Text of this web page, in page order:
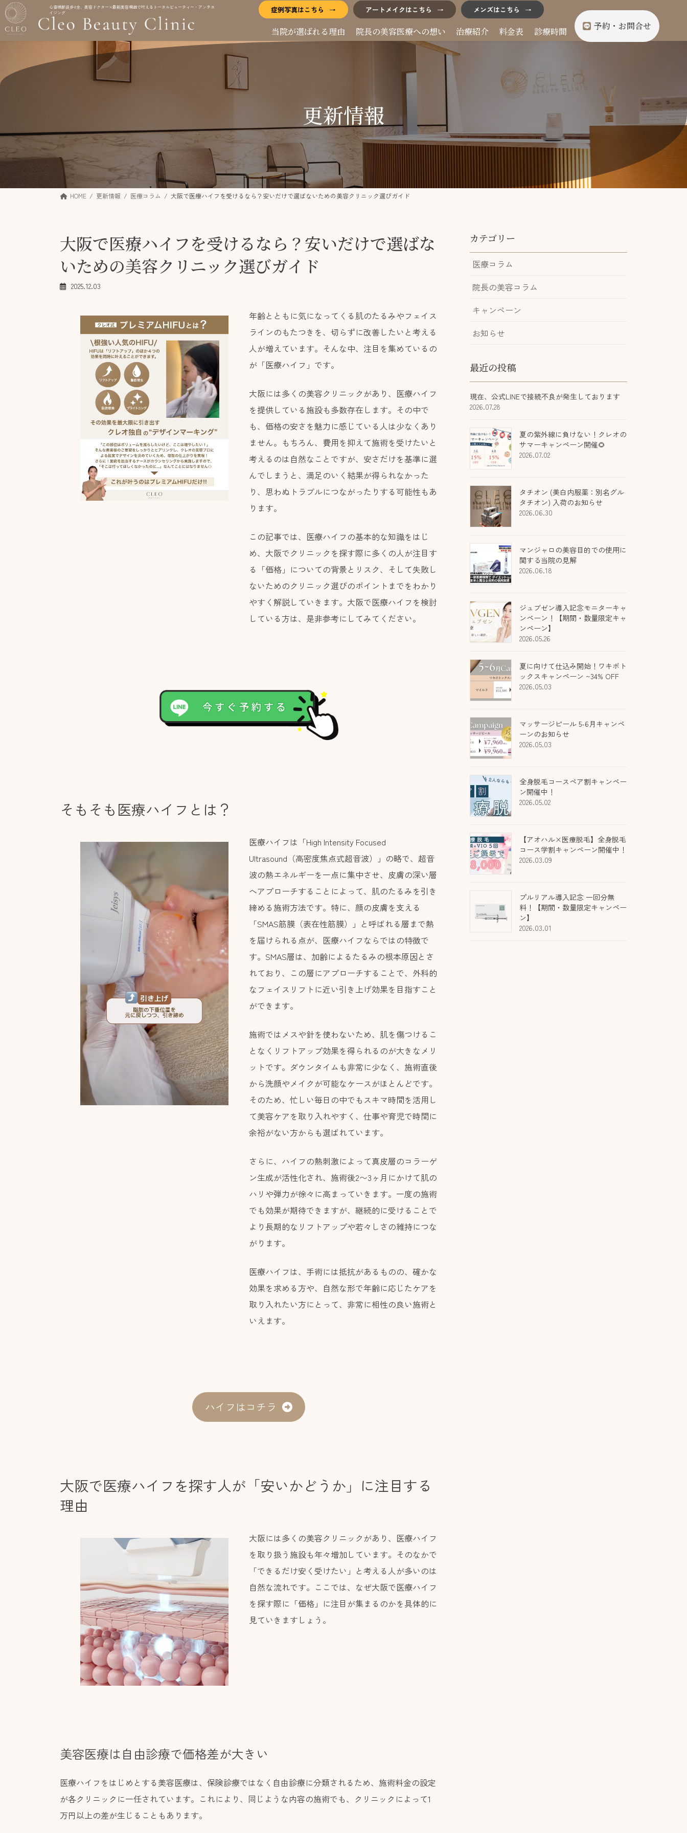
コ
ン
テ
ン
ス
ナ
ビ
ゲ
ー
ン
心斎橋駅徒歩4分、美容ドクター×最新美容機器で叶えるトータルビューティー・アンチエ
イジング
症例写真はこちら アートメイクはこちら メンズはこちら
当院が選ばれる理由 院長の美容医療への想い 治療紹介 料金表 診療時間 予約・お問合せ
更新情報
HOME 更新情報 医療コラム 大阪で医療ハイフを受けるなら？安いだけで選ばないための美容クリニック選びガイド
大阪で医療ハイフを受けるなら？安いだけで選ばな
いための美容クリニック選びガイド
2025.12.03
年齢とともに気になってくる肌のたるみやフェイス
ラインのもたつきを、切らずに改善したいと考える
人が増えています。そんな中、注目を集めているの
が「医療ハイフ」です。
大阪には多くの美容クリニックがあり、医療ハイフ
を提供している施設も多数存在します。その中で
も、価格の安さを魅力に感じている人は少なくあり
ません。もちろん、費用を抑えて施術を受けたいと
考えるのは自然なことですが、安さだけを基準に選
んでしまうと、満足のいく結果が得られなかった
り、思わぬトラブルにつながったりする可能性もあ
ります。
この記事では、医療ハイフの基本的な知識をはじ
め、大阪でクリニックを探す際に多くの人が注目す
る「価格」についての背景とリスク、そして失敗し
ないためのクリニック選びのポイントまでをわかり
やすく解説していきます。大阪で医療ハイフを検討
している方は、是非参考にしてみてください。
そもそも医療ハイフとは？
医療ハイフは「High Intensity Focused
Ultrasound（高密度焦点式超音波）」の略で、超音
波の熱エネルギーを一点に集中させ、皮膚の深い層
へアプローチすることによって、肌のたるみを引き
締める施術方法です。特に、顔の皮膚を支える
「SMAS筋膜（表在性筋膜）」と呼ばれる層まで熱
を届けられる点が、医療ハイフならではの特徴で
す。SMAS層は、加齢によるたるみの根本原因とさ
れており、この層にアプローチすることで、外科的
なフェイスリフトに近い引き上げ効果を目指すこと
ができます。
施術ではメスや針を使わないため、肌を傷つけるこ
となくリフトアップ効果を得られるのが大きなメリ
ットです。ダウンタイムも非常に少なく、施術直後
から洗顔やメイクが可能なケースがほとんどです。
そのため、忙しい毎日の中でもスキマ時間を活用し
て美容ケアを取り入れやすく、仕事や育児で時間に
余裕がない方からも選ばれています。
さらに、ハイフの熱刺激によって真皮層のコラーゲ
ン生成が活性化され、施術後2〜3ヶ月にかけて肌の
ハリや弾力が徐々に高まっていきます。一度の施術
でも効果が期待できますが、継続的に受けることで
より長期的なリフトアップや若々しさの維持につな
がります。
医療ハイフは、手術には抵抗があるものの、確かな
効果を求める方や、自然な形で年齢に応じたケアを
取り入れたい方にとって、非常に相性の良い施術と
いえます。
ハイフはコチラ
大阪で医療ハイフを探す人が「安いかどうか」に注目する
理由
大阪には多くの美容クリニックがあり、医療ハイフ
を取り扱う施設も年々増加しています。そのなかで
「できるだけ安く受けたい」と考える人が多いのは
自然な流れです。ここでは、なぜ大阪で医療ハイフ
を探す際に「価格」に注目が集まるのかを具体的に
見ていきますしょう。
美容医療は自由診療で価格差が大きい
医療ハイフをはじめとする美容医療は、保険診療ではなく自由診療に分類されるため、施術料金の設定
が各クリニックに一任されています。これにより、同じような内容の施術でも、クリニックによって1
万円以上の差が生じることもあります。
カテゴリー
医療コラム
院長の美容コラム
キャンペーン
お知らせ
最近の投稿
現在、公式LINEで接続不良が発生しております
2026.07.28
夏の紫外線に負けない！クレオの
サマーキャンペーン開催🌻
2026.07.02
タチオン (美白内服薬：別名グル
タチオン) 入荷のお知らせ
2026.06.30
マンジャロの美容目的での使用に
関する当院の見解
2026.06.18
ジュブゼン導入記念モニターキャ
ンペーン！【期間・数量限定キャ
ンペーン】
2026.05.26
夏に向けて仕込み開始！ワキボト
ックスキャンペーン ~34% OFF
2026.05.03
マッサージピール 5-6月キャンペ
ーンのお知らせ
2026.05.03
全身脱毛コースペア割キャンペー
ン開催中！
2026.05.02
【アオハル×医療脱毛】全身脱毛
コース学割キャンペーン開催中！
2026.03.09
プルリアル導入記念 一回分無
料！【期間・数量限定キャンペー
ン】
2026.03.01